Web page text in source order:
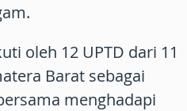
oleh 12 UPTD dari 11
Barat sebagai
menghadapi